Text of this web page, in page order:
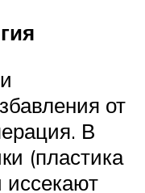
от
В
(пластика
иссекают